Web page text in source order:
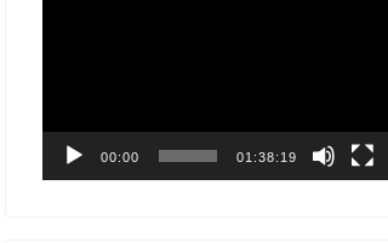
ヤ
00:00 01:38:19